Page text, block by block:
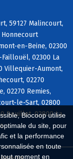
Biocoop utilise
du site, pour
et la performance
en toute
moment en
59127 Malincourt,
Honnecourt
en-Beine, 02300
02300 La
Villequier-Aumont,
02270
02270 Remies,
le-Sart, 02800
Deuillet, 02800 La